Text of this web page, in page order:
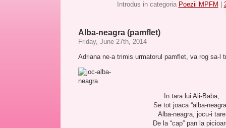
Introdus in categoria Poezii MPFM
Alba-neagra (pamflet)
Friday, June 27th, 2014
Adriana ne-a trimis urmatorul pamflet, va rog sa-l
In tara lui Ali-Baba,
Se tot joaca “alba-
Alba-neagra, jocu-i tare
De la “cap” pan la